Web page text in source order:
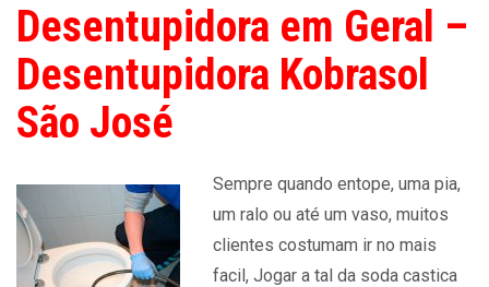
Desentupidora em Geral –
Desentupidora Kobrasol
São José
Sempre quando entope, uma pia,
um ralo ou até um vaso, muitos
clientes costumam ir no mais
facil, Jogar a tal da soda castica